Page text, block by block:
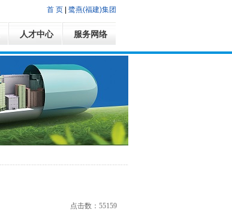
首 页 鹭燕(福建)集团
人才中心 服务网络
点击数：55159